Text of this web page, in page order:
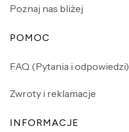
Poznaj nas bliżej
POMOC
FAQ (Pytania i odpowiedzi)
Zwroty i reklamacje
INFORMACJE